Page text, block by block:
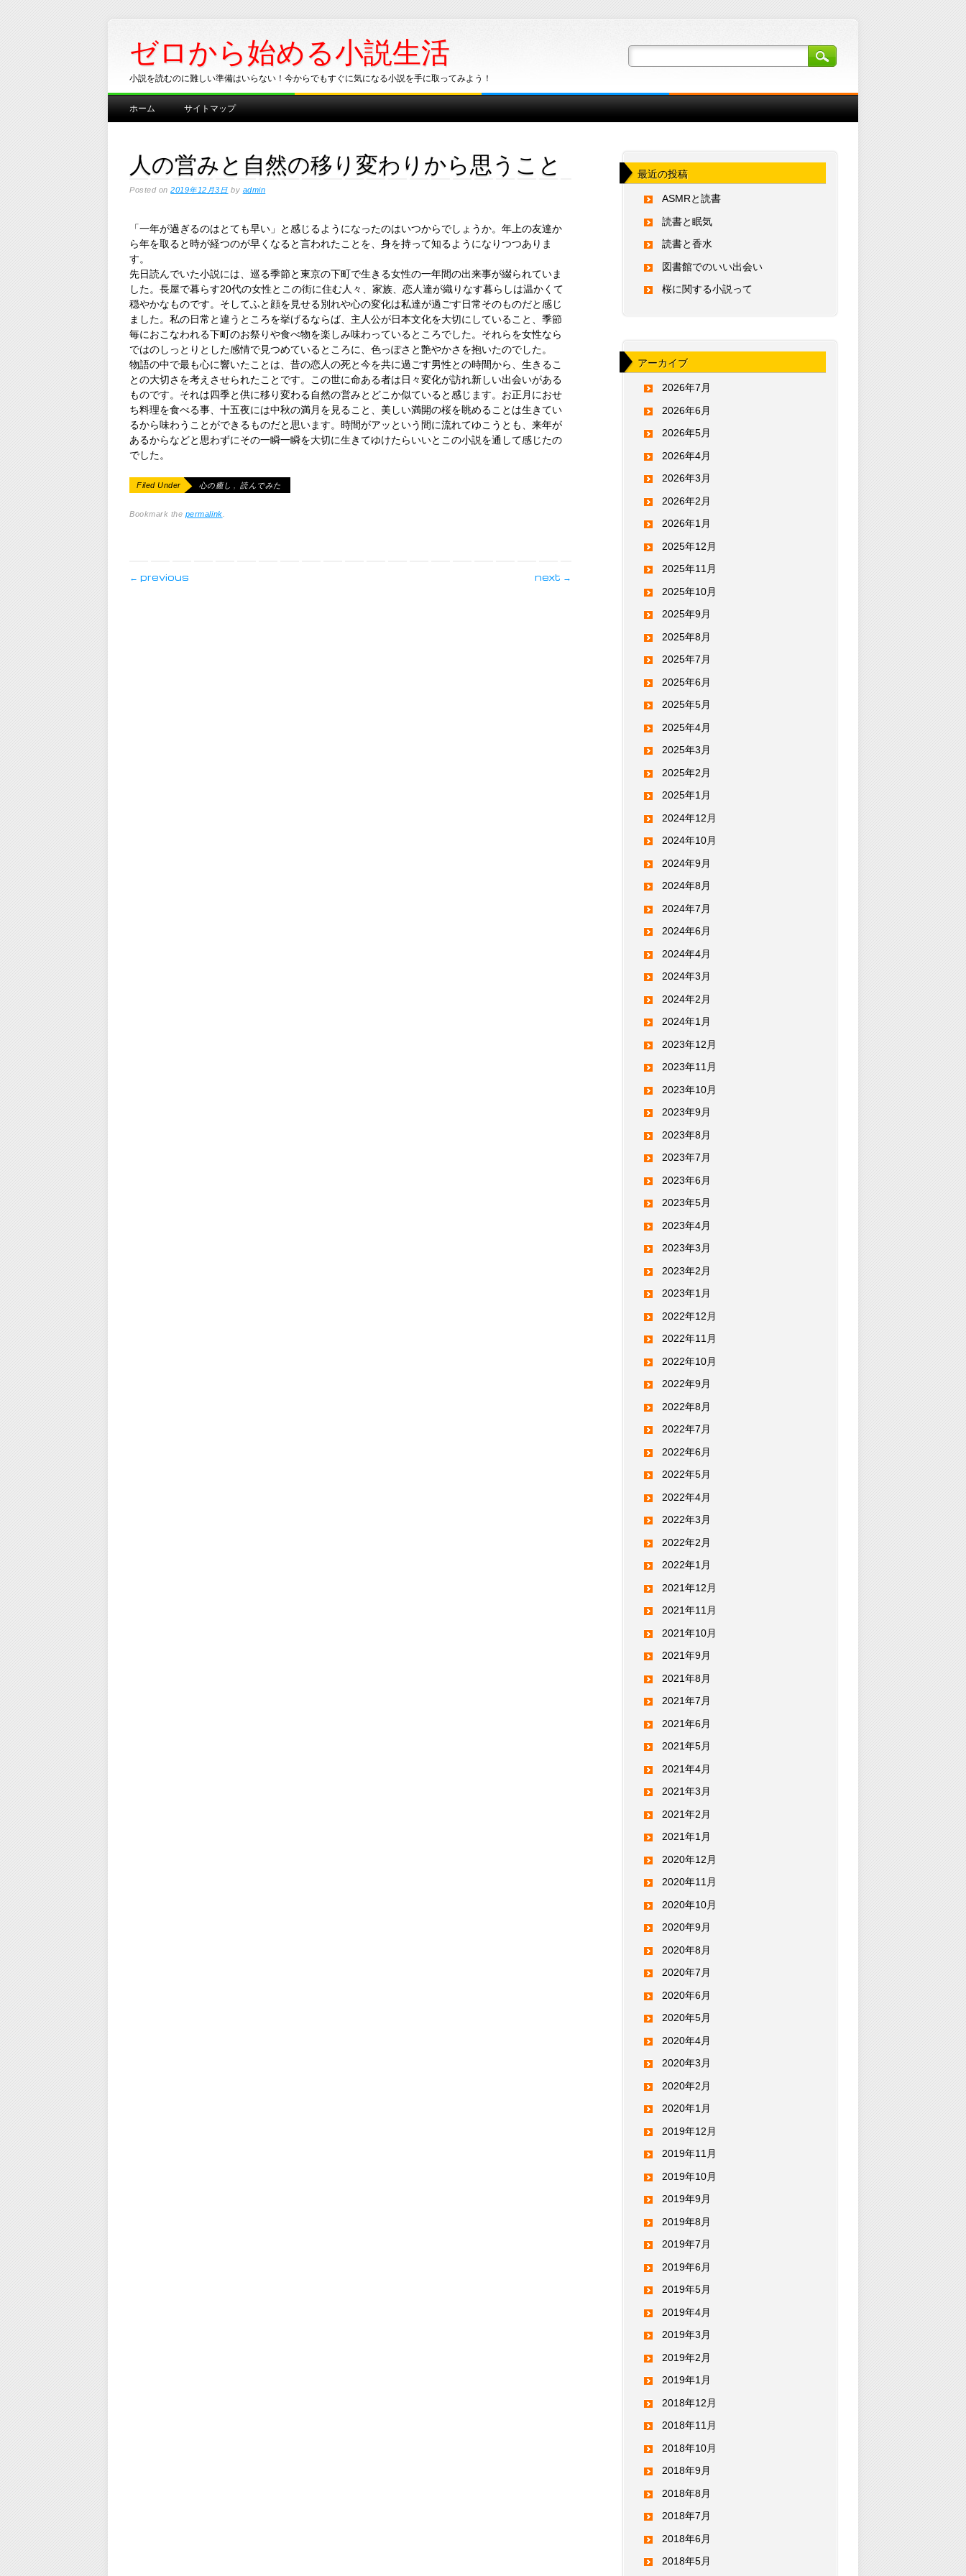
ゼロから始める小説生活
小説を読むのに難しい準備はいらない！今からでもすぐに気になる小説を手に取ってみよう！
Main menu
Skip
ホーム サイトマップ
人の営みと自然の移り変わりから思うこと
Posted on2019年12月3日 by admin
「一年が過ぎるのはとても早い」と感じるようになったのはいつからでしょうか。年上の友達か
ら年を取ると時が経つのが早くなると言われたことを、身を持って知るようになりつつありま
す。
先日読んでいた小説には、巡る季節と東京の下町で生きる女性の一年間の出来事が綴られていま
した。長屋で暮らす20代の女性とこの街に住む人々、家族、恋人達が織りなす暮らしは温かくて
穏やかなものです。そしてふと顔を見せる別れや心の変化は私達が過ごす日常そのものだと感じ
ました。私の日常と違うところを挙げるならば、主人公が日本文化を大切にしていること、季節
毎におこなわれる下町のお祭りや食べ物を楽しみ味わっているところでした。それらを女性なら
ではのしっとりとした感情で見つめているところに、色っぽさと艶やかさを抱いたのでした。
物語の中で最も心に響いたことは、昔の恋人の死と今を共に過ごす男性との時間から、生きるこ
との大切さを考えさせられたことです。この世に命ある者は日々変化が訪れ新しい出会いがある
ものです。それは四季と供に移り変わる自然の営みとどこか似ていると感じます。お正月におせ
ち料理を食べる事、十五夜には中秋の満月を見ること、美しい満開の桜を眺めることは生きてい
るから味わうことができるものだと思います。時間がアッという間に流れてゆこうとも、来年が
あるからなどと思わずにその一瞬一瞬を大切に生きてゆけたらいいとこの小説を通して感じたの
でした。
Filed Under 心の癒し 読んでみた
Bookmark the permalink
post navigation
← previous next →
最近の投稿
ASMRと読書
読書と眠気
読書と香水
図書館でのいい出会い
桜に関する小説って
アーカイブ
2026年7月
2026年6月
2026年5月
2026年4月
2026年3月
2026年2月
2026年1月
2025年12月
2025年11月
2025年10月
2025年9月
2025年8月
2025年7月
2025年6月
2025年5月
2025年4月
2025年3月
2025年2月
2025年1月
2024年12月
2024年10月
2024年9月
2024年8月
2024年7月
2024年6月
2024年4月
2024年3月
2024年2月
2024年1月
2023年12月
2023年11月
2023年10月
2023年9月
2023年8月
2023年7月
2023年6月
2023年5月
2023年4月
2023年3月
2023年2月
2023年1月
2022年12月
2022年11月
2022年10月
2022年9月
2022年8月
2022年7月
2022年6月
2022年5月
2022年4月
2022年3月
2022年2月
2022年1月
2021年12月
2021年11月
2021年10月
2021年9月
2021年8月
2021年7月
2021年6月
2021年5月
2021年4月
2021年3月
2021年2月
2021年1月
2020年12月
2020年11月
2020年10月
2020年9月
2020年8月
2020年7月
2020年6月
2020年5月
2020年4月
2020年3月
2020年2月
2020年1月
2019年12月
2019年11月
2019年10月
2019年9月
2019年8月
2019年7月
2019年6月
2019年5月
2019年4月
2019年3月
2019年2月
2019年1月
2018年12月
2018年11月
2018年10月
2018年9月
2018年8月
2018年7月
2018年6月
2018年5月